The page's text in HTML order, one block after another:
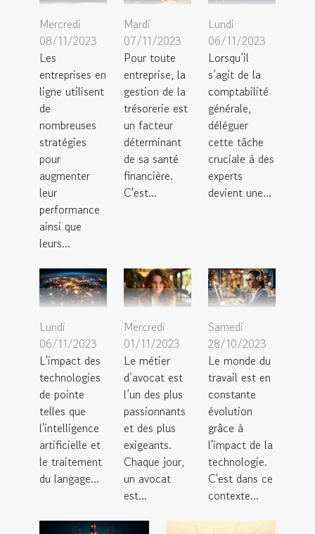
Mercredi
08/11/2023
Les
entreprises en
ligne utilisent
de
nombreuses
stratégies
pour
augmenter
leur
performance
ainsi que
leurs...
Mardi
07/11/2023
Pour toute
entreprise, la
gestion de la
trésorerie est
un facteur
déterminant
de sa santé
financière.
C'est...
Lundi
06/11/2023
Lorsqu’il
s’agit de la
comptabilité
générale,
déléguer
cette tâche
cruciale à des
experts
devient une...
Lundi
06/11/2023
L'impact des
technologies
de pointe
telles que
l'intelligence
artificielle et
le traitement
du langage...
Mercredi
01/11/2023
Le métier
d’avocat est
l’un des plus
passionnants
et des plus
exigeants.
Chaque jour,
un avocat
est...
Samedi
28/10/2023
Le monde du
travail est en
constante
évolution
grâce à
l'impact de la
technologie.
C'est dans ce
contexte...